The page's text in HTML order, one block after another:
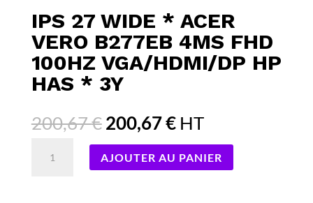
IPS 27 WIDE * ACER
VERO B277EB 4MS FHD
100HZ VGA/HDMI/DP HP
HAS * 3Y
200,67€Le
initial
était :
200,67€Le
actuel
est :
HT
AJOUTER AU PANIER